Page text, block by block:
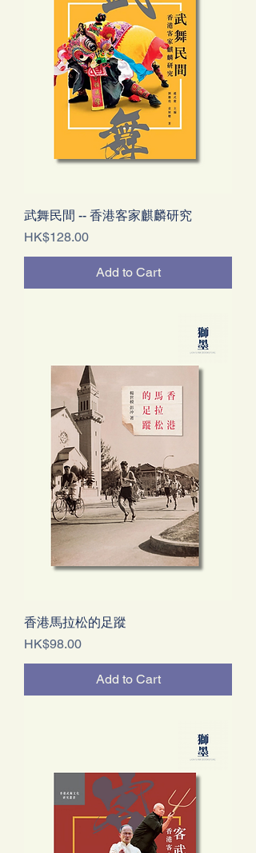
武舞民間 -- 香港客家麒麟研究
Price
HK$128.00
Add to Cart
香港馬拉松的足蹤
Price
HK$98.00
Add to Cart